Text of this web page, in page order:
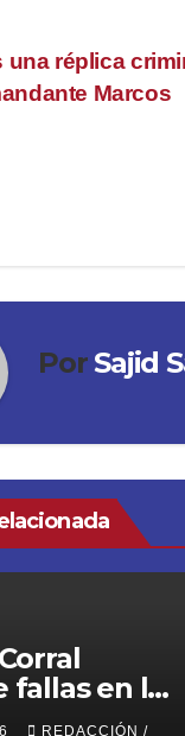
una réplica
Marcos
Por Sajid
fallas en la
REDACCIÓN /